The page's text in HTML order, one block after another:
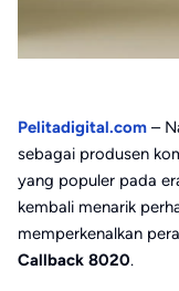
Pelitadigital.com –
sebagai produsen
yang populer pada
kembali menarik
memperkenalkan
Callback 8020.